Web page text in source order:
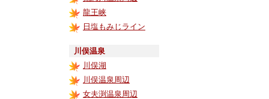
龍王峡
日塩もみじライン
川俣温泉
川俣湖
川俣温泉周辺
女夫渕温泉周辺